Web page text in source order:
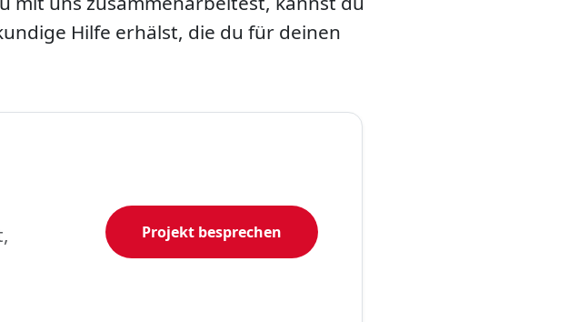
Hilfe erhälst, die du für deinen
Projekt besprechen